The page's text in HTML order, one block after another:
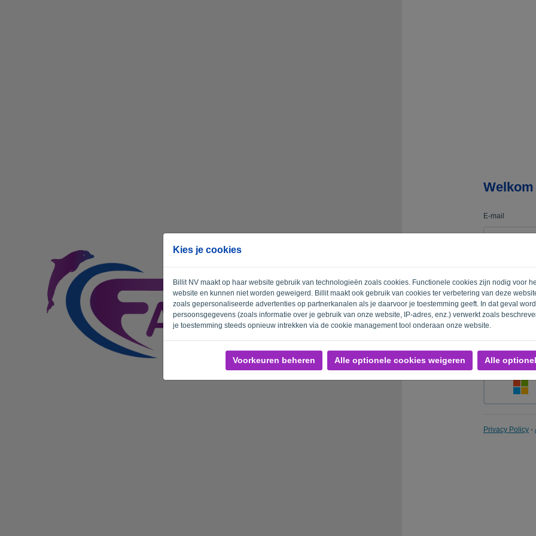
Kies je cookies
Billit NV maakt op haar website gebruik van technologieën zoals cookies. Functionele cookies zijn nodig voor
website en kunnen niet worden geweigerd. Billit maakt ook gebruik van cookies ter verbetering van deze
zoals gepersonaliseerde advertenties op partnerkanalen als je daarvoor je toestemming geeft. In dat geval
persoonsgegevens (zoals informatie over je gebruik van onze website, IP-adres, enz.) verwerkt zoals
je toestemming steeds opnieuw intrekken via de cookie management tool onderaan onze website.
Voorkeuren beheren Alle optionele cookies weigeren Alle
Welkom
E-mail
Herinner
Privacy Policy -